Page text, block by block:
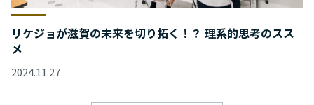
リケジョが滋賀の未来を切り拓く！？ 理系的思考のスス
メ
2024.11.27